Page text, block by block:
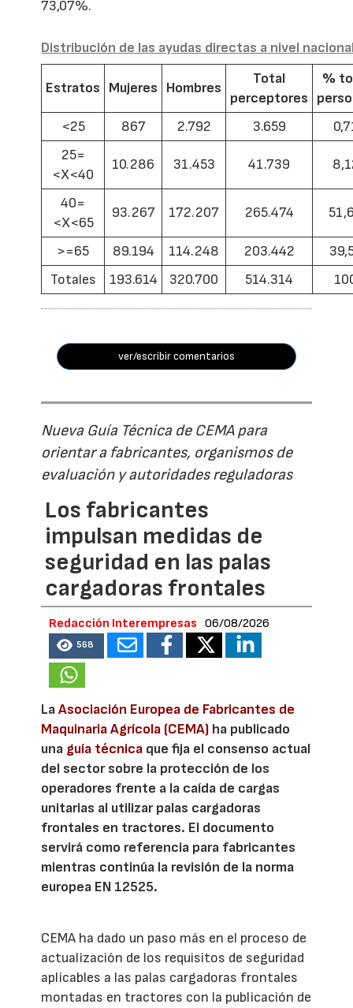
73,07%.
Distribución de las ayudas directas a nivel
Estratos Mujeres Hombres
Total
perceptores
%
<25
867 2.792 3.659
25=
<X<40
10.286 31.453 41.739
40=
<X<65
93.267 172.207 265.474
>=65 89.194 114.248 203.442
Totales
193.614 320.700 514.314
ver/escribir comentarios
Nueva Guía Técnica de CEMA para
orientar a fabricantes, organismos de
evaluación y autoridades reguladoras
Los fabricantes
impulsan medidas de
seguridad en las palas
cargadoras frontales
Redacción Interempresas 06/08/2026
568
LaAsociación Europea de Fabricantes de
Maquinaria Agrícola (CEMA) ha publicado
una guía técnica que fija el consenso actual
del sector sobre la protección de los
operadores frente a la caída de cargas
unitarias al utilizar palas cargadoras
frontales en tractores. El documento
servirá como referencia para fabricantes
mientras continúa la revisión de la norma
europea EN 12525.
CEMA ha dado un paso más en el proceso de
actualización de los requisitos de seguridad
aplicables a las palas cargadoras frontales
montadas en tractores con la publicación de